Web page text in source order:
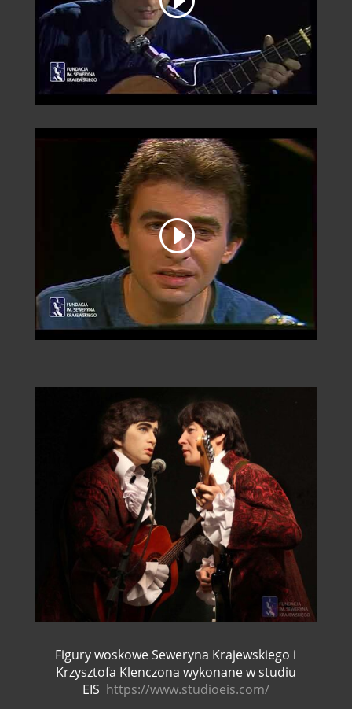
Figury woskowe Seweryna Krajewskiego i
Krzysztofa Klenczona wykonanew studiu
EIS https://www.studioeis.com/